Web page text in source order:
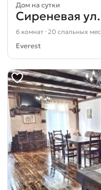
Дом на сутки
Сиреневая
6 комнат · 20 спальных
Everest